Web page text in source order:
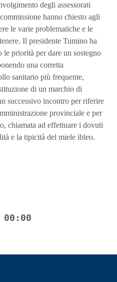
degli assessorati
hanno chiesto agli
le varie problematiche e le
Il presidente Tumino ha
priorità per dare un sostegno
una corretta
sanitario più frequente,
di un marchio di
successivo incontro per riferire
provinciale e per
chiamata ad effettuare i dovuti
e la tipicità del miele ibleo.